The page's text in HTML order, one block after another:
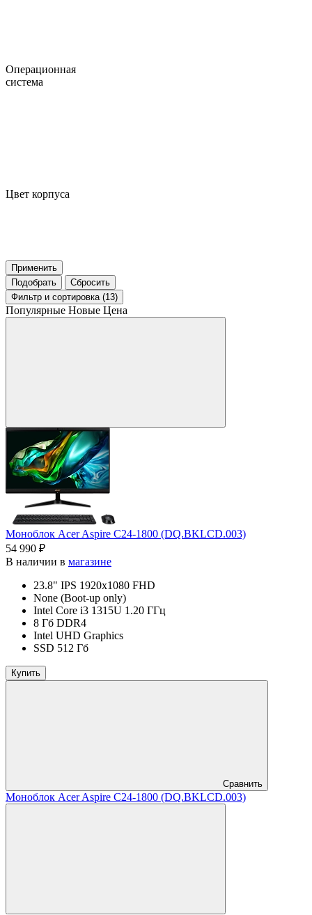
Операционная
система
Цвет корпуса
Применить
Подобрать
Сбросить
Фильтр и сортировка (13)
Популярные Новые Цена
Моноблок Acer Aspire C24-1800 (DQ.BKLCD.003)
54 990 ₽
В наличии в магазине
23.8" IPS 1920x1080 FHD
None (Boot-up only)
Intel Core i3 1315U 1.20 ГГц
8 Гб DDR4
Intel UHD Graphics
SSD 512 Гб
Купить
Сравнить
Моноблок Acer Aspire C24-1800 (DQ.BKLCD.003)